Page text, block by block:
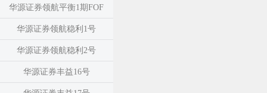
华源证券领航平衡1期FOF
华源证券领航稳利1号
华源证券领航稳利2号
华源证券丰益16号